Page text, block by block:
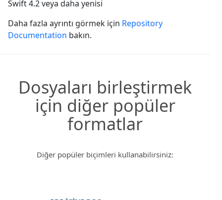
Swift 4.2 veya daha yenisi
Daha fazla ayrıntı görmek için Repository
Documentation bakın.
Dosyaları birleştirmek
için diğer popüler
formatlar
Diğer popüler biçimleri kullanabilirsiniz: